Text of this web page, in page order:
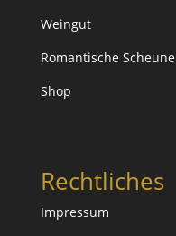
Weingut
Romantische Scheune
Shop
Rechtliches
Impressum